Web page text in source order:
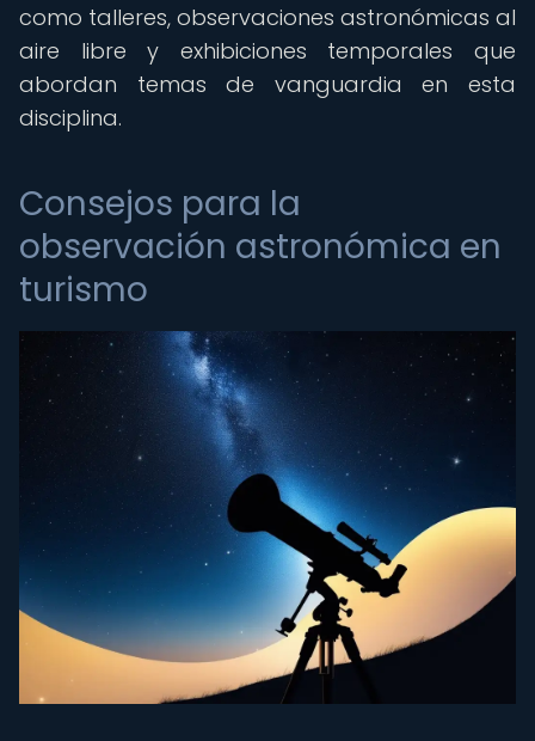
como talleres, observaciones astronómicas al
aire libre y exhibiciones temporales que
abordan temas de vanguardia en esta
disciplina.
Consejos para la
observación astronómica en
turismo